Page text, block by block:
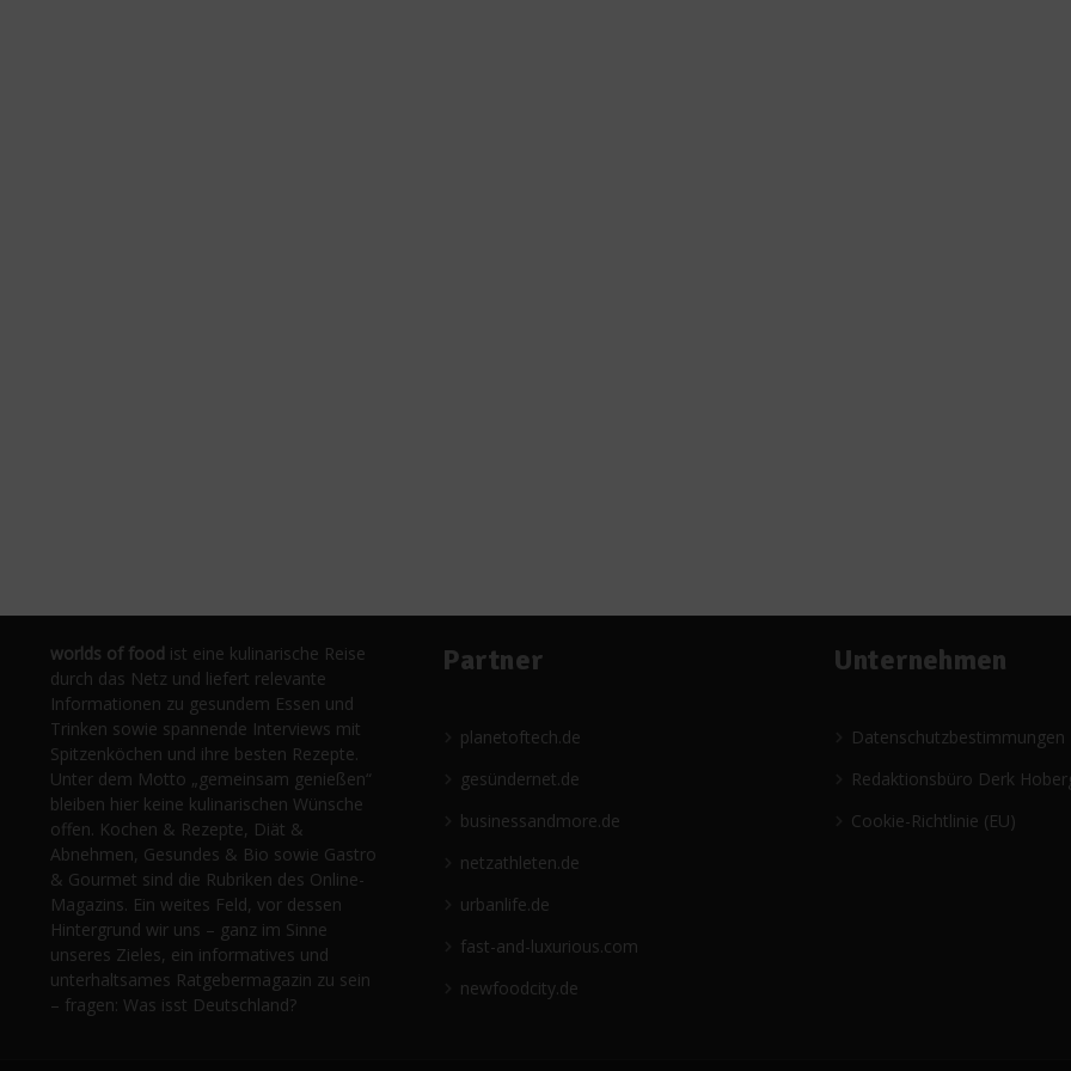
worlds of food ist eine kulinarische Reise
durch das Netz und liefert relevante
Informationen zu gesundem Essen und
Trinken sowie spannende Interviews mit
Spitzenköchen und ihre besten Rezepte.
Unter dem Motto „gemeinsam genießen“
bleiben hier keine kulinarischen Wünsche
offen. Kochen & Rezepte, Diät &
Abnehmen, Gesundes & Bio sowie Gastro
& Gourmet sind die Rubriken des Online-
Magazins. Ein weites Feld, vor dessen
Hintergrund wir uns – ganz im Sinne
unseres Zieles, ein informatives und
unterhaltsames Ratgebermagazin zu sein
– fragen: Was isst Deutschland?
Partner
planetoftech.de
gesündernet.de
businessandmore.de
netzathleten.de
urbanlife.de
fast-and-luxurious.com
newfoodcity.de
Unternehmen
Datenschutzbestimmungen
Redaktionsbüro Derk
Cookie-Richtlinie (EU)